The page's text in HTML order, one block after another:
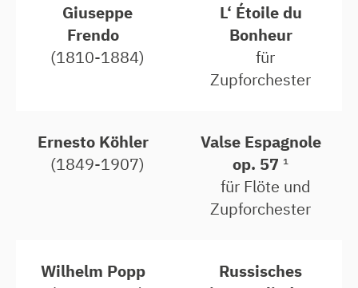
Giuseppe
Frendo
(1810-1884)
L‘ Étoile du
Bonheur
für
Zupforchester
Ernesto Köhler
(1849-1907)
Valse Espagnole
op. 57 ¹
für Flöte und
Zupforchester
Wilhelm Popp
Russisches